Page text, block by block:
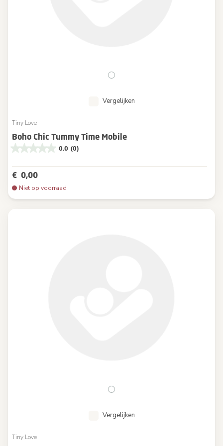
Vergelijken
Tiny Love
Boho Chic Tummy Time Mobile
0.0 (0)
€ 0,00
Niet op voorraad
Vergelijken
Tiny Love